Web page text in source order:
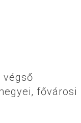
fővárosi